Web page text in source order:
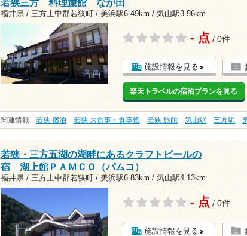
若狭三方 料理旅館 なが田
福井県 / 三方上中郡若狭町 / 美浜駅6.49km / 気山駅3.96km
- 点 / 0件
施設情報を見る
楽天トラベルの宿泊プランを見る
関連情報 若狭 宿泊 若狭 お食事・食事処 若狭 旅館 気山駅 三方駅
若狭・三方五湖の湖畔にあるクラフトビールの
宿 湖上館ＰＡＭＣＯ（パムコ）
福井県 / 三方上中郡若狭町 / 美浜駅6.83km / 気山駅4.13km
- 点 / 0件
施設情報を見る